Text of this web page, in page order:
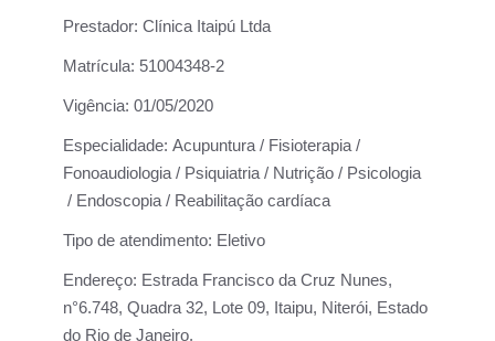
Prestador: Clínica Itaipú Ltda
Matrícula: 51004348-2
Vigência: 01/05/2020
Especialidade: Acupuntura / Fisioterapia /
Fonoaudiologia / Psiquiatria / Nutrição / Psicologia
/ Endoscopia / Reabilitação cardíaca
Tipo de atendimento: Eletivo
Endereço: Estrada Francisco da Cruz Nunes,
n°6.748, Quadra 32, Lote 09, Itaipu, Niterói, Estado
do Rio de Janeiro.